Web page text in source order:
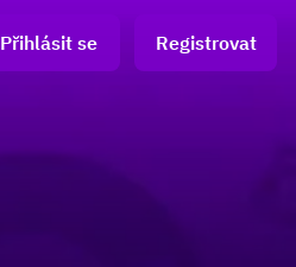
Přihlásit se Registrovat